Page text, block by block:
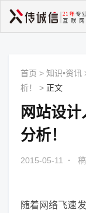
首页 > 知识•资讯
析！
> 正文
网站设
分析！
2015-05-11 ·
随着网络飞速